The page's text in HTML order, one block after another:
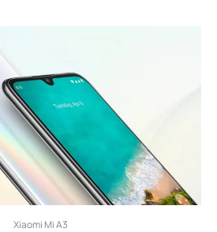
Xiaomi Mi A3